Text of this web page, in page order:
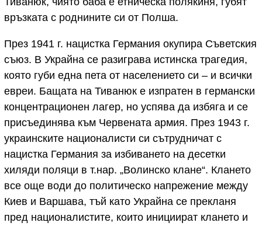
връзката с роднините си от Полша.
През 1941 г. нацистка Германия окупира Съветския
съюз. В Украйна се разиграва истинска трагедия,
която губи една пета от населението си – и всички
евреи. Бащата на Тиванюк е изпратен в германски
концентрационен лагер, но успява да избяга и се
присъединява към Червената армия. През 1943 г.
украинските националисти си сътрудничат с
нацистка Германия за избиването на десетки
хиляди поляци в т.нар. „Волинско клане“. Клането
все още води до политическо напрежение между
Киев и Варшава, тъй като Украйна се прекланя
пред националистите, които инициират клането и